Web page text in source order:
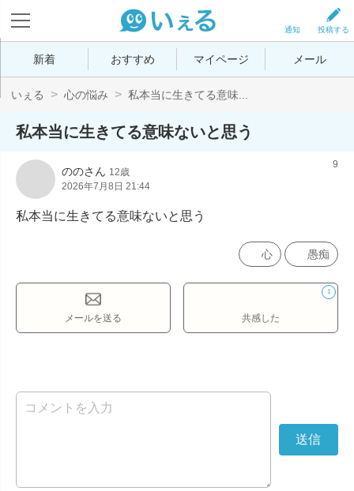
投稿する
通知
新着 おすすめ マイページ メール
いぇる 心の悩み 私本当に生きてる意味...
私本当に生きてる意味ないと思う
ののさん 12歳
2026年7月8日 21:44
9
私本当に生きてる意味ないと思う
心 愚痴
メールを送る
1
共感した